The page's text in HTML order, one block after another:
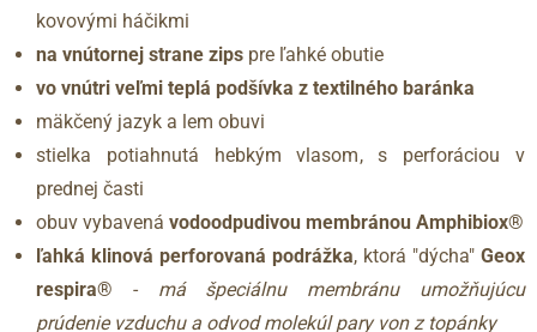
kovovými háčikmi
na vnútornej strane zips pre ľahké obutie
vo vnútri veľmi teplá podšívka z textilného baránka
mäkčený jazyk a lem obuvi
stielka potiahnutá hebkým vlasom, s perforáciou v
prednej časti
obuv vybavená vodoodpudivou membránou Amphibiox®
ľahká klinová perforovaná podrážka, ktorá "dýcha" Geox
respira® -má špeciálnu membránu umožňujúcu
prúdenie vzduchu a odvod molekúl pary von z topánky